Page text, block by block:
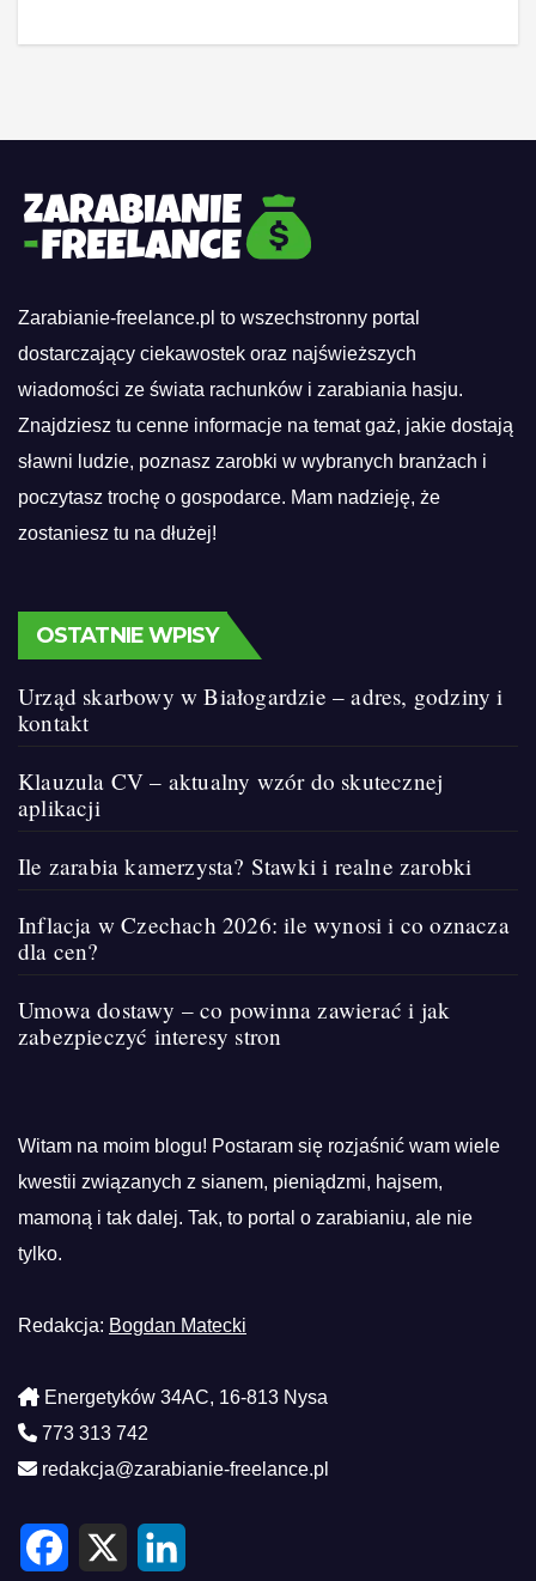
Zarabianie-freelance.pl to wszechstronny portal
dostarczający ciekawostek oraz najświeższych
wiadomości ze świata rachunków i zarabiania hasju.
Znajdziesz tu cenne informacje na temat gaż, jakie dostają
sławni ludzie, poznasz zarobki w wybranych branżach i
poczytasz trochę o gospodarce. Mam nadzieję, że
zostaniesz tu na dłużej!
OSTATNIE WPISY
Urząd skarbowy w Białogardzie – adres, godziny i
kontakt
Klauzula CV – aktualny wzór do skutecznej
aplikacji
Ile zarabia kamerzysta? Stawki i realne zarobki
Inflacja w Czechach 2026: ile wynosi i co oznacza
dla cen?
Umowa dostawy – co powinna zawierać i jak
zabezpieczyć interesy stron
Witam na moim blogu! Postaram się rozjaśnić wam wiele
kwestii związanych z sianem, pieniądzmi, hajsem,
mamoną i tak dalej. Tak, to portal o zarabianiu, ale nie
tylko.
Redakcja: Bogdan Matecki
Energetyków 34AC, 16-813 Nysa
773 313 742
redakcja@zarabianie-freelance.pl
F
X